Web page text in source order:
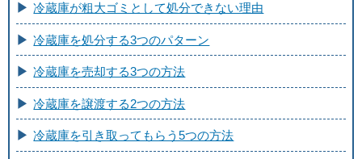
冷蔵庫が粗大ゴミとして処分できない理由
冷蔵庫を処分する3つのパターン
冷蔵庫を売却する3つの方法
冷蔵庫を譲渡する2つの方法
冷蔵庫を引き取ってもらう5つの方法